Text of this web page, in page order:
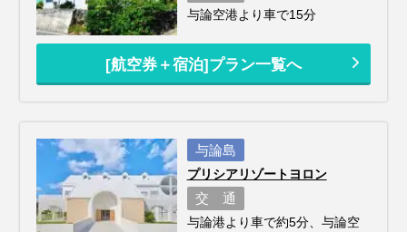
与論空港より車で15分
[航空券＋宿泊]プラン一覧へ
与論島
プリシアリゾートヨロン
交 通
与論港より車で約5分、与論空